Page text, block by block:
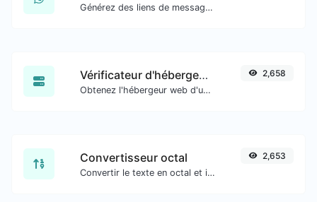
Générez des liens de message WhatsApp facilement.
Vérificateur d'hébergement de site web
Obtenez l'hébergeur web d'un site web donné.
2,658
Convertisseur octal
Convertir le texte en octal et inversement pour toute entrée de chaîne.
2,653